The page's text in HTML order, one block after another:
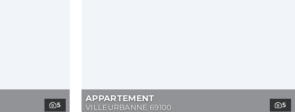
5 5
APPARTEMENT
VILLEURBANNE 69100